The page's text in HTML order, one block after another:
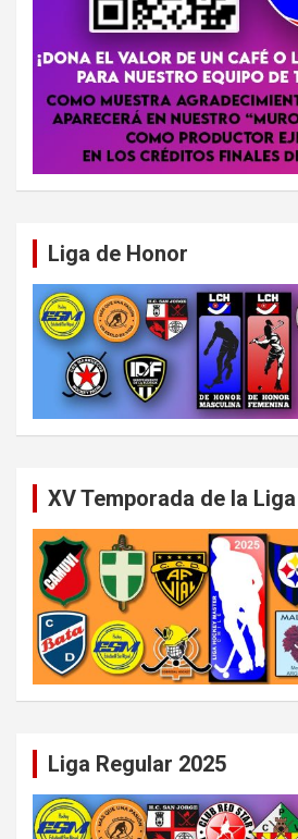
Liga de Honor
XV Temporada de la
Liga Regular 2025